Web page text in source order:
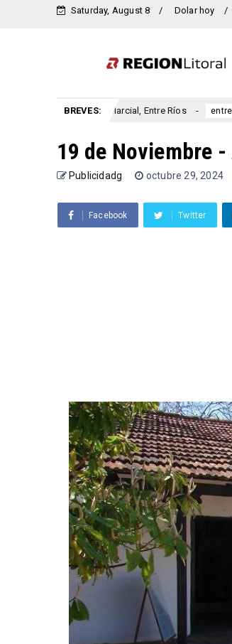
Saturday, August 8 Dolar hoy
BREVES:
San Marcial, Entre Ríos entre rios
19 de Noviembre
Publicidadg octubre 29, 2024
Facebook Twitter